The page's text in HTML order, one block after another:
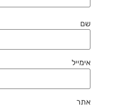
שם
אימייל
אתר